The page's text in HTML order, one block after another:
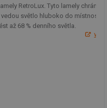
RetroLux. Tyto lamely chrání
světlo hluboko do místnosti.
až 68 % denního světla.